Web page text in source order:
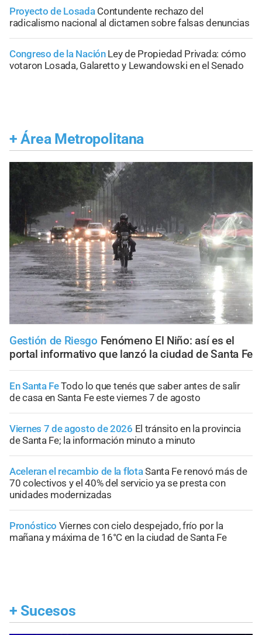
Proyecto de Losada Contundente rechazo del
radicalismo nacional al dictamen sobre falsas denuncias
Congreso de la Nación Ley de Propiedad Privada: cómo
votaron Losada, Galaretto y Lewandowski en el Senado
+ Área Metropolitana
Gestión de Riesgo Fenómeno El Niño: así es el
portal informativo que lanzó la ciudad de Santa Fe
En Santa FeTodo lo que tenés que saber antes de salir
de casa en Santa Fe este viernes 7 de agosto
Viernes 7 de agosto de 2026 El tránsito en la provincia
de Santa Fe; la información minuto a minuto
Aceleran el recambio de la flotaSanta Fe renovó más de
70 colectivos y el 40% del servicio ya se presta con
unidades modernizadas
Pronóstico Viernes con cielo despejado, frío por la
mañana y máxima de 16°C en la ciudad de Santa Fe
+ Sucesos